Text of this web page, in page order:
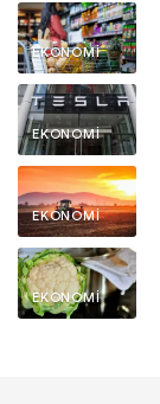
EKONOMI
EKONOMI
EKONOMI
EKONOMI